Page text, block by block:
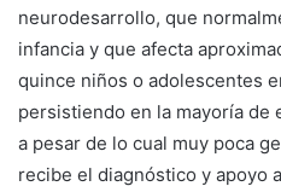
neurodesarrollo, que
infancia y que afecta
quince niños o adolescentes
persistiendo en la mayoría de
a pesar de lo cual muy poca
recibe el diagnóstico y apoyo